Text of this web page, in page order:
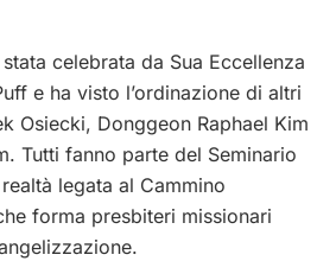
celebrata da Sua Eccellenza
e ha visto l’ordinazione di altri
Osiecki, Donggeon Raphael Kim
Tutti fanno parte del Seminario
legata al Cammino
forma presbiteri missionari